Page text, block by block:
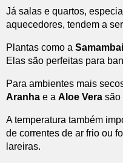
Já salas e quartos,
aquecedores, tendem a
Plantas como a
Elas são perfeitas para
Para ambientes mais
Aranha e a Aloe Vera são
A temperatura também
de correntes de ar frio ou
lareiras.